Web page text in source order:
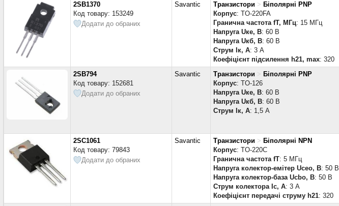
2SB1370
Код товару: 153249
Додати до обраних
Savantic Транзистори > Біполярні PNP
Корпус: TO-220FA
Гранична частота fT, МГц: 15 МГц
Напруга Uке, В: 60 В
Напруга Uкб, В: 60 В
Струм Iк, А: 3 А
Коефіцієнт підсилення h21, max: 320
2SB794
Код товару: 152681
Додати до обраних
Savantic Транзистори > Біполярні PNP
Корпус: TO-126
Напруга Uке, В: 60 В
Напруга Uкб, В: 60 В
Струм Iк, А: 1,5 А
2SC1061
Код товару: 79843
Додати до обраних
Savantic Транзистори > Біполярні NPN
Корпус: TO-220C
Гранична частота fT: 5 МГц
Напруга колектор-емітер Uceo, В: 50 В
Напруга колектор-база Ucbo, В: 50 В
Струм колектора Ic, А: 3 А
Коефіцієнт передачі струму h21: 320